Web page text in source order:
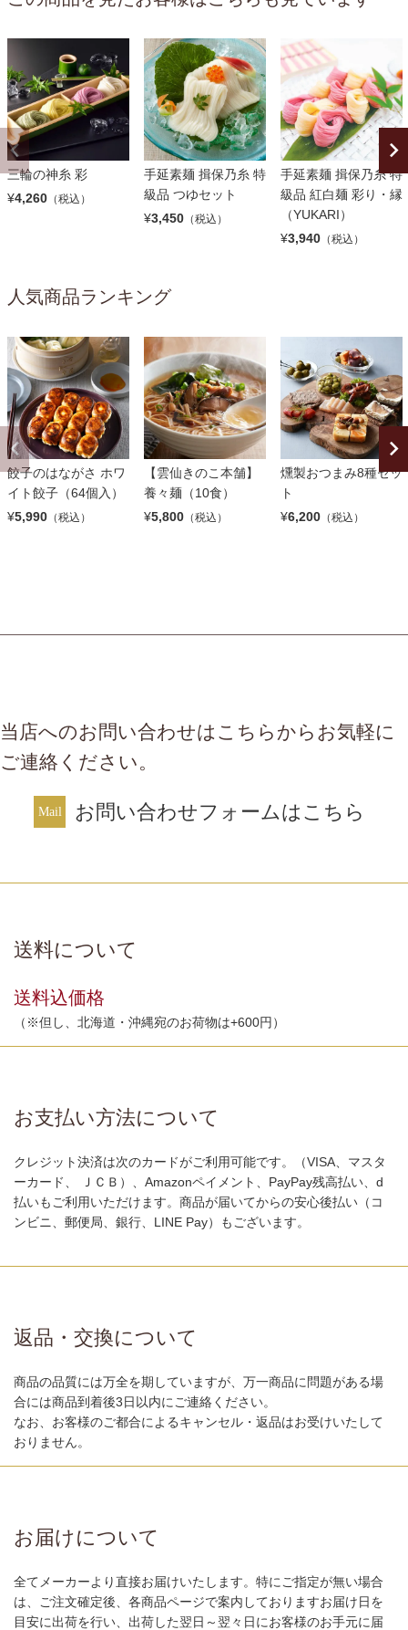
三輪の神糸 彩
¥4,260 （税込）
手延素麺 揖保乃糸 特
級品 つゆセット
¥3,450 （税込）
手延素麺 揖保乃糸 特
級品 紅白麺 彩り・縁
（YUKARI）
¥3,940 （税込）
人気商品ランキング
餃子のはながさ ホワ
イト餃子（64個入）
¥5,990 （税込）
【雲仙きのこ本舗】
養々麺（10食）
¥5,800 （税込）
燻製おつまみ8種セッ
ト
¥6,200 （税込）
当店へのお問い合わせはこちらからお気軽に
ご連絡ください。
お問い合わせフォームはこちら
送料について
送料込価格
（※但し、北海道・沖縄宛のお荷物は+600円）
お支払い方法について
クレジット決済は次のカードがご利用可能です。（VISA、マスタ
ーカード、 ＪＣＢ）、Amazonペイメント、PayPay残高払い、d
払いもご利用いただけます。商品が届いてからの安心後払い（コ
ンビニ、郵便局、銀行、LINE Pay）もございます。
返品・交換について
商品の品質には万全を期していますが、万一商品に問題がある場
合には商品到着後3日以内にご連絡ください。
なお、お客様のご都合によるキャンセル・返品はお受けいたして
おりません。
お届けについて
全てメーカーより直接お届けいたします。特にご指定が無い場合
は、ご注文確定後、各商品ページで案内しておりますお届け日を
目安に出荷を行い、出荷した翌日～翌々日にお客様のお手元に届